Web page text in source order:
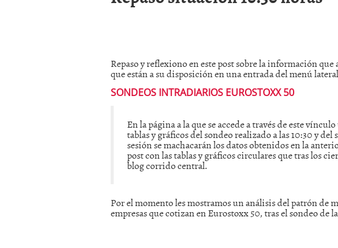
Comprar y vender divisas con eToro
SONDEO DIARIO IBEX35. Distancia de
anuales. Se constata progresivo
mayo 28, 2013
y a?n tienen recorrido adicional
mayo
CATALEJO SOBRE IBEX35.
alcanzar la zona de sobreventa y
rebote interesante
Repaso y reflexiono en este post sobre la información
que están a su disposición en una entrada del menú
SONDEOS INTRADIARIOS EUROSTOXX 50
En la página a la que se accede a través de este
tablas y gráficos del sondeo realizado a las 10:30 y del
sesión se machacarán los datos obtenidos en la
post con las tablas y gráficos circulares que tras los
blog corrido central.
Por el momento les mostramos un análisis del patrón de
empresas que cotizan en Eurostoxx 50, tras el sondeo de